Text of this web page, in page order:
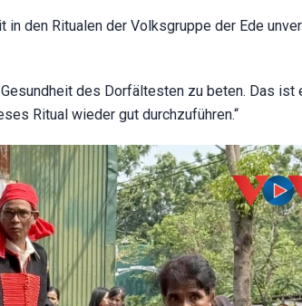
den Ritualen der Volksgruppe der Ede
des Dorfältesten zu beten. Das ist
Ritual wieder gut durchzuführen.“